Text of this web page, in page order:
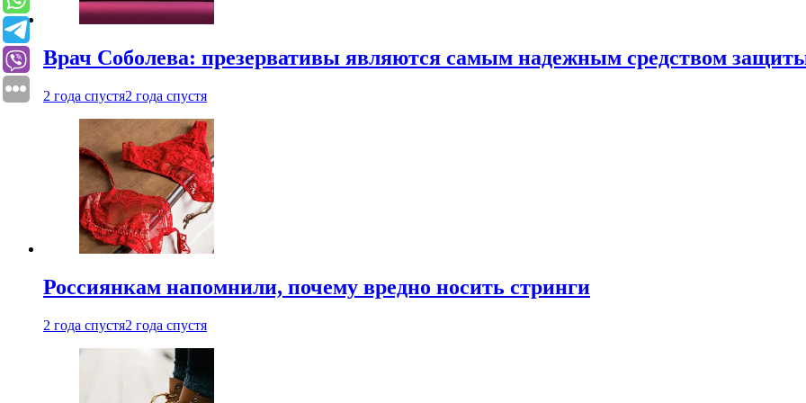
Врач Соболева: презервативы являются самым надежным средством
2 года спустя2 года спустя
Россиянкам напомнили, почему вредно носить стринги
2 года спустя2 года спустя